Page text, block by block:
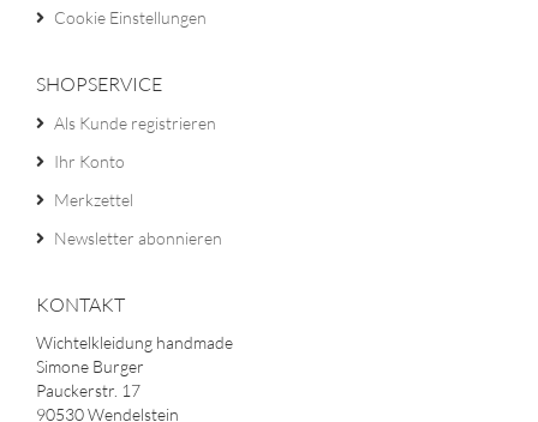
Cookie Einstellungen
SHOPSERVICE
Als Kunde registrieren
Ihr Konto
Merkzettel
Newsletter abonnieren
KONTAKT
Wichtelkleidung handmade
Simone Burger
Pauckerstr. 17
90530 Wendelstein